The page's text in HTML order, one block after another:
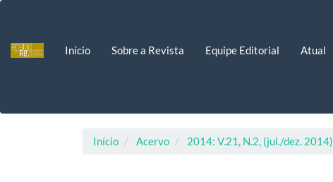
principalInício Sobre a Revista Equipe Editorial Atual
Início Acervo 2014: V.21, N.2, (jul./dez. 2014)